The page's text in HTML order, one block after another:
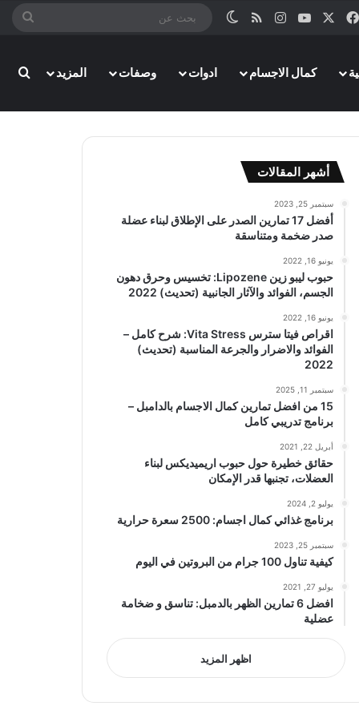
فيسبوك ‫YouTubeانستقرامملخص الموقع RSS
الوضع المظلم
كمال الاجسام ادوات وصفات المزيد
أشهر المقالات
سبتمبر 25, 2023
أفضل 17 تمارين الصدر على الإطلاق لبناء عضلة
صدر ضخمة ومتناسقة
يونيو 16, 2022
حبوب ليبو زين Lipozene: تخسيس وحرق دهون
الجسم، الفوائد والآثار الجانبية (تحديث) 2022
يونيو 16, 2022
اقراص فيتا سترس Vita Stress: شرح كامل –
الفوائد والاضرار والجرعة المناسبة (تحديث)
2022
سبتمبر 11, 2025
15 من افضل تمارين كمال الاجسام بالدامبل –
برنامج تدريبي كامل
أبريل 22, 2021
حقائق خطيرة حول حبوب اريميديكس لبناء
العضلات، تجنبها قدر الإمكان
يوليو 2, 2024
برنامج غذائي كمال اجسام: 2500 سعرة حرارية
سبتمبر 25, 2023
كيفية تناول 100 جرام من البروتين في اليوم
يوليو 27, 2021
افضل 6 تمارين الظهر بالدمبل: تناسق و ضخامة
عضلية
اظهر المزيد